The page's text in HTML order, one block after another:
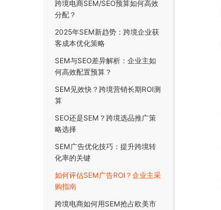
跨境电商SEM/SEO预算如何高效
分配？
2025年SEM新趋势：跨境企业获
客成本优化策略
SEM与SEO差异解析：企业主如
何高效配置预算？
SEM见效快？跨境营销长期ROI测
算
SEO还是SEM？跨境选品推广策
略选择
SEM广告优化技巧：提升跨境转
化率的关键
如何评估SEM广告ROI？企业主采
购指南
跨境电商如何用SEM抢占欧美市